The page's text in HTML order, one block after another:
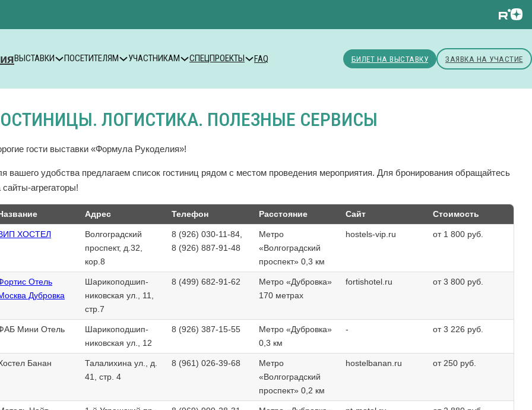
ВЫСТАВКИ ПОСЕТИТЕЛЯМ УЧАСТНИКАМ СПЕЦПРОЕКТЫ FAQ БИЛЕТ НА ВЫСТАВКУ ЗАЯВКА НА УЧАСТИЕ
ЛОГИСТИКА. ПОЛЕЗНЫЕ СЕРВИСЫ
гости выставки «Формула Рукоделия»!
вашего удобства предлагаем список гостиниц рядом с местом проведения мероприятия. Для бронирования обращайтесь
сайты-агрегаторы!
Адрес Телефон Расстояние Сайт Стоимость
ХОСТЕЛ
Волгоградский
проспект, д.32,
кор.8
8 (926) 030-11-84,
8 (926) 887-91-48
Метро
«Волгоградский
проспект» 0,3 км
hostels-vip.ru от 1 800 руб.
Отель
Дубровка
Шарикоподшип-
никовская ул., 11,
стр.7
8 (499) 682-91-62
Метро «Дубровка»
170 метрах
fortishotel.ru от 3 800 руб.
Мини Отель
Шарикоподшип-
никовская ул., 12
8 (926) 387-15-55
Метро «Дубровка»
0,3 км
- от 3 226 руб.
Банан
Талалихина ул., д.
41, стр. 4
8 (961) 026-39-68
Метро
«Волгоградский
проспект» 0,2 км
hostelbanan.ru от 250 руб.